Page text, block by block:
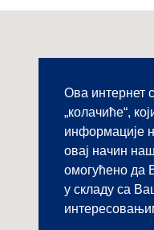
Ова интернет
„колачиће“,
информације
овај начин
омогућено да
у складу са